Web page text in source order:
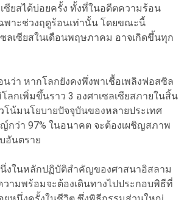
เซียสได้บ่อยครั้ง ทั้งที่ในอดีตความร้อน
พาะช่วงฤดูร้อนเท่านั้น โดยขณะนี้
ลเซียสในเดือนพฤษภาคม อาจเกิดขึ้นทุก
นว่า หากโลกยังคงพึ่งพาเชื้อเพลิงฟอสซิล
กเพิ่มขึ้นราว 3 องศาเซลเซียสภายในสิ้น
น้มนโยบายปัจจุบันของหลายประเทศ
กว่า 97% ในอนาคต จะต้องเผชิญสภาพ
อันตราย
งในหลักปฏิบัติสำคัญของศาสนาอิสลาม
ามพร้อมจะต้องเดินทางไปประกอบพิธีที่